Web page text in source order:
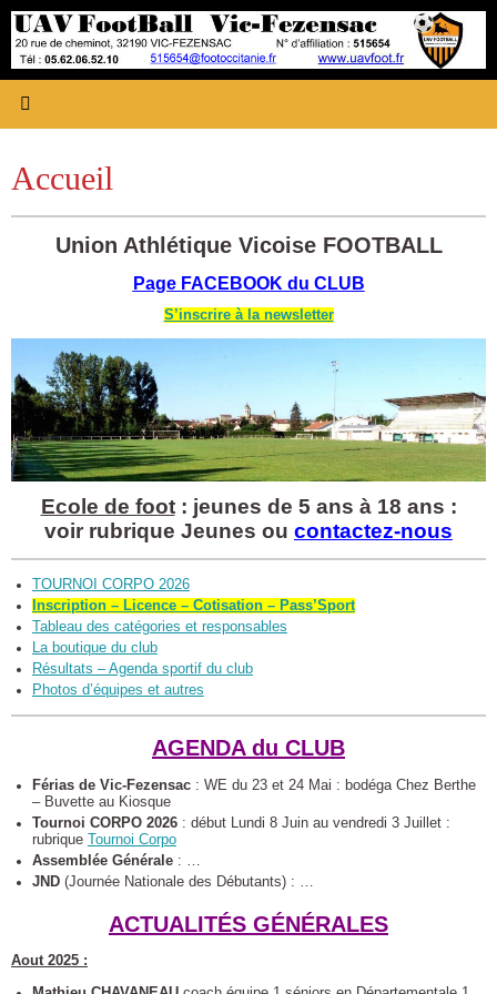
contenu
Accueil
Union Athlétique Vicoise FOOTBALL
Page FACEBOOK du CLUB
S’inscrire à la newsletter
Ecole de foot: jeunes de 5 ans à 18 ans :
voir rubrique Jeunes ou contactez-nous
TOURNOI CORPO 2026
Inscription – Licence – Cotisation – Pass’Sport
Tableau des catégories et responsables
La boutique du club
Résultats – Agenda sportif du club
Photos d’équipes et autres
AGENDA du CLUB
Férias de Vic-Fezensac: WE du 23 et 24 Mai : bodéga Chez Berthe
– Buvette au Kiosque
Tournoi CORPO 2026: début Lundi 8 Juin au vendredi 3 Juillet :
rubrique
Tournoi Corpo
Assemblée Générale: …
JND(Journée Nationale des Débutants) : …
ACTUALITÉS GÉNÉRALES
Aout 2025 :